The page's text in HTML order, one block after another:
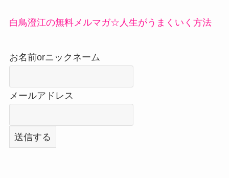
白鳥澄江の無料メルマガ☆人生がうまくいく方法
お名前orニックネーム
メールアドレス